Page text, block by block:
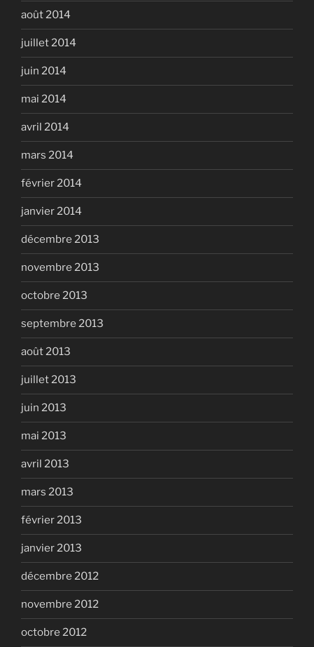
août 2014
juillet 2014
juin 2014
mai 2014
avril 2014
mars 2014
février 2014
janvier 2014
décembre 2013
novembre 2013
octobre 2013
septembre 2013
août 2013
juillet 2013
juin 2013
mai 2013
avril 2013
mars 2013
février 2013
janvier 2013
décembre 2012
novembre 2012
octobre 2012